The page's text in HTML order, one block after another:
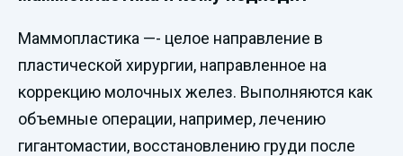
Маммопластика —- целое направление в
пластической хирургии, направленное на
коррекцию молочных желез. Выполняются как
объемные операции, например, лечению
гигантомастии, восстановлению груди после